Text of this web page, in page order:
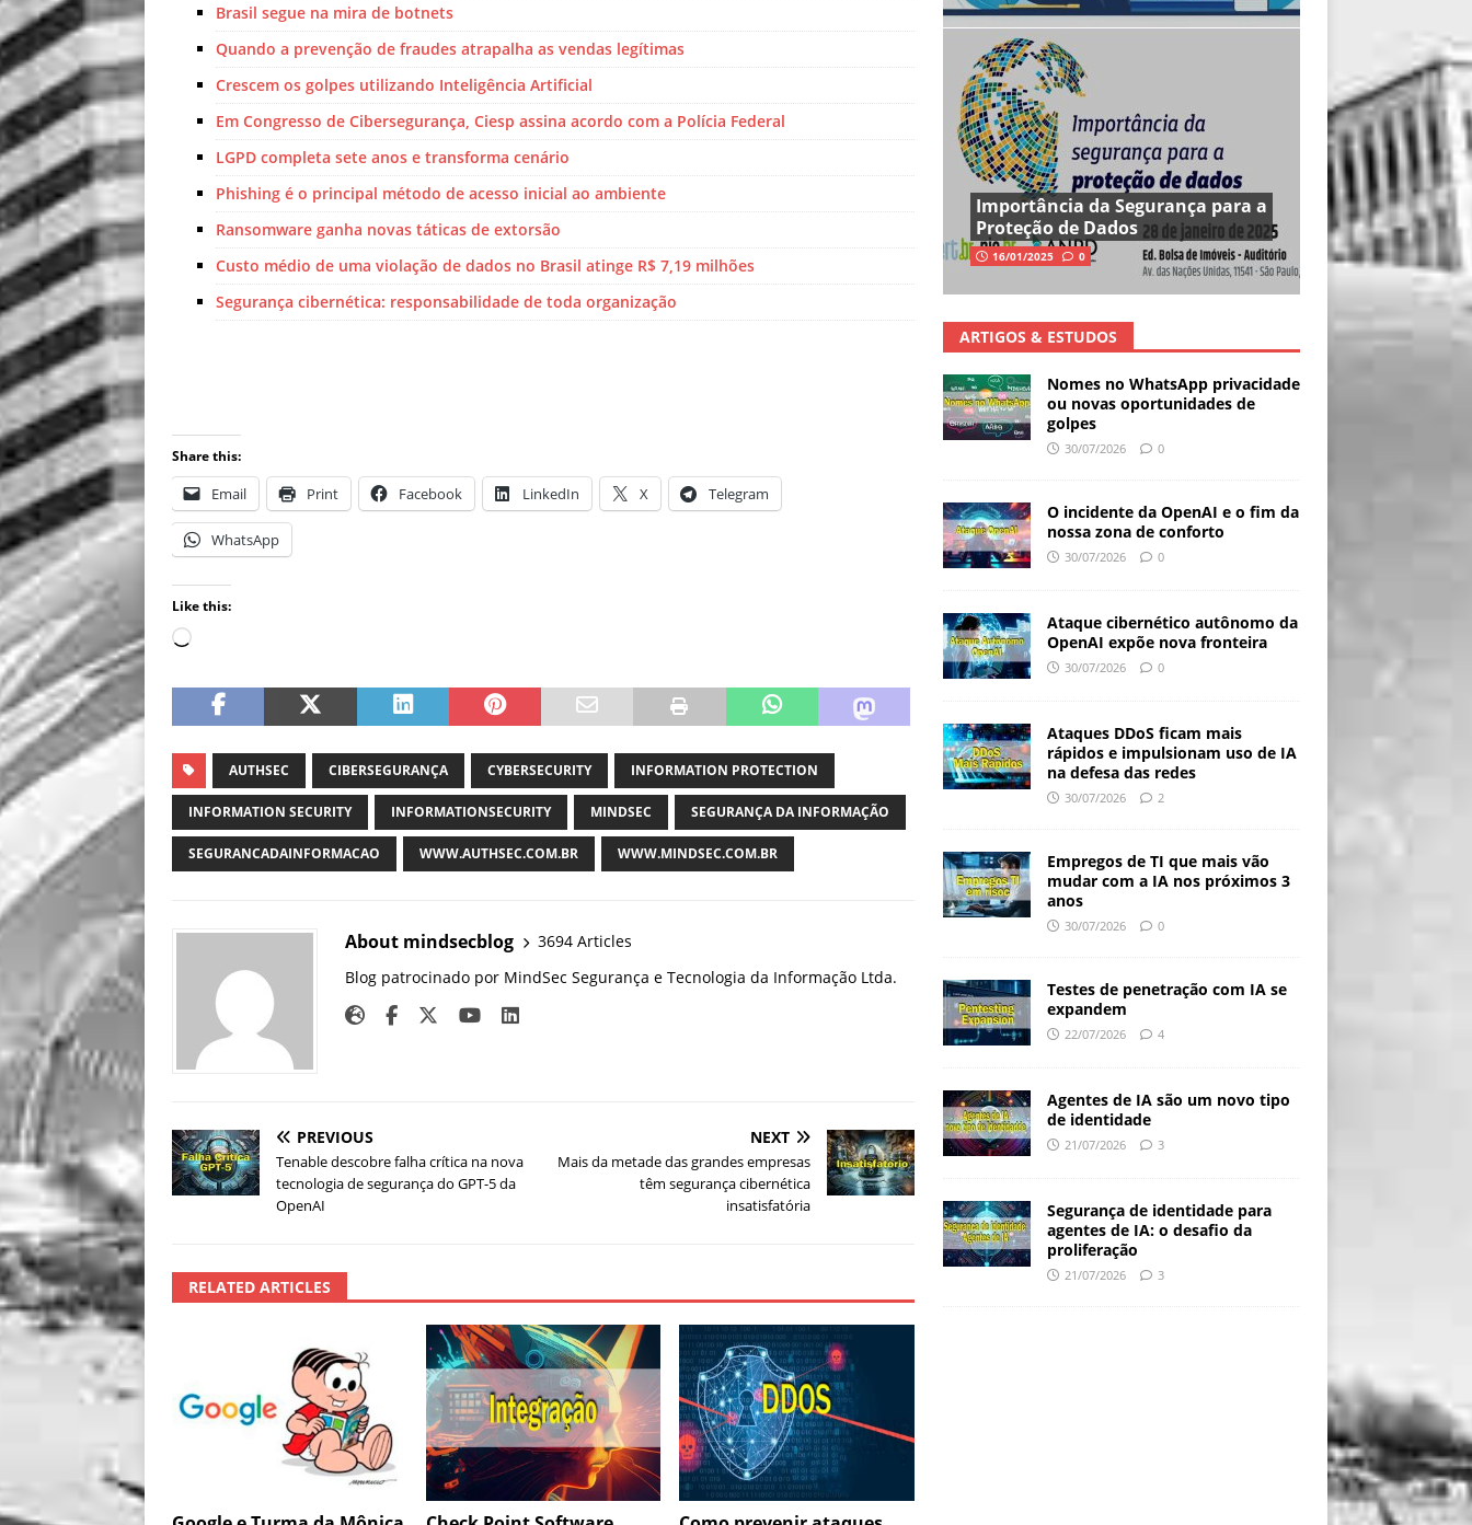
Brasil segue na mira de botnets
Quando a prevenção de fraudes atrapalha as vendas legítimas
Crescem os golpes utilizando Inteligência Artificial
Em Congresso de Cibersegurança, Ciesp assina acordo com a Polícia Federal
LGPD completa sete anos e transforma cenário
Phishing é o principal método de acesso inicial ao ambiente
Ransomware ganha novas táticas de extorsão
Custo médio de uma violação de dados no Brasil atinge R$ 7,19 milhões
Segurança cibernética: responsabilidade de toda organização
Share this:
Email Print Facebook LinkedIn X Telegram
WhatsApp
Like this:
AUTHSEC CIBERSEGURANÇA CYBERSECURITY INFORMATION PROTECTION
INFORMATION SECURITY INFORMATIONSECURITY MINDSEC SEGURANÇA DA INFORMAÇÃO
SEGURANCADAINFORMACAO WWW.AUTHSEC.COM.BR WWW.MINDSEC.COM.BR
About mindsecblog
3694 Articles
Blog patrocinado por MindSec Segurança e Tecnologia da Informação Ltda.
PREVIOUS
Tenable descobre falha crítica na nova
tecnologia de segurança do GPT-5 da
OpenAI
NEXT
Mais da metade das grandes empresas
têm segurança cibernética
insatisfatória
RELATED ARTICLES
Importância da Segurança para a
Proteção de Dados
16/01/2025 0
ARTIGOS & ESTUDOS
Nomes no WhatsApp privacidade
ou novas oportunidades de
golpes
30/07/2026 0
O incidente da OpenAI e o fim da
nossa zona de conforto
30/07/2026 0
Ataque cibernético autônomo da
OpenAI expõe nova fronteira
30/07/2026 0
Ataques DDoS ficam mais
rápidos e impulsionam uso de IA
na defesa das redes
30/07/2026 2
Empregos de TI que mais vão
mudar com a IA nos próximos 3
anos
30/07/2026 0
Testes de penetração com IA se
expandem
22/07/2026 4
Agentes de IA são um novo tipo
de identidade
21/07/2026 3
Segurança de identidade para
agentes de IA: o desafio da
proliferação
21/07/2026 3